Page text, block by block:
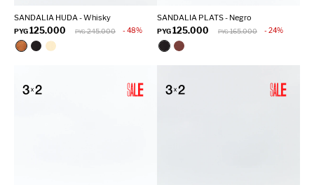
SANDALIA HUDA - Whisky
PYG125.000 PYG 245.000 48
SANDALIA PLATS - Negro
PYG125.000 PYG 165.000 24